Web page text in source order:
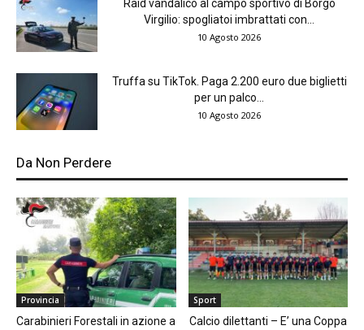
Raid vandalico al campo sportivo di Borgo
Virgilio: spogliatoi imbrattati con...
10 Agosto 2026
Truffa su TikTok. Paga 2.200 euro due biglietti
per un palco...
10 Agosto 2026
Da Non Perdere
Provincia
Carabinieri Forestali in azione a
Sport
Calcio dilettanti – E’ una Coppa